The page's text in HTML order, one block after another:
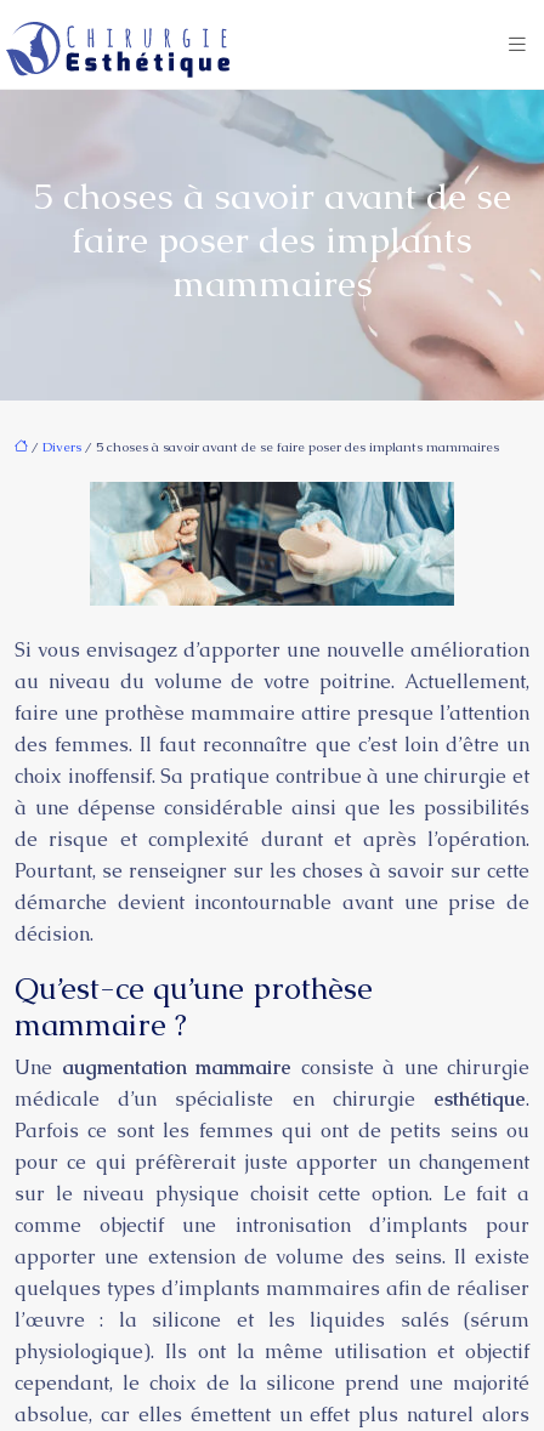
5 choses à savoir avant de se
faire poser des implants
mammaires
/ Divers / 5 choses à savoir avant de se faire poser des implants mammaires
Si vous envisagez d’apporter une nouvelle amélioration
au niveau du volume de votre poitrine. Actuellement,
faire une prothèse mammaire attire presque l’attention
des femmes. Il faut reconnaître que c’est loin d’être un
choix inoffensif. Sa pratique contribue à une chirurgie et
à une dépense considérable ainsi que les possibilités
de risque et complexité durant et après l’opération.
Pourtant, se renseigner sur les choses à savoir sur cette
démarche devient incontournable avant une prise de
décision.
Qu’est-ce qu’une prothèse
mammaire ?
Une augmentation mammaire consiste à une chirurgie
médicale d’un spécialiste en chirurgie esthétique.
Parfois ce sont les femmes qui ont de petits seins ou
pour ce qui préfèrerait juste apporter un changement
sur le niveau physique choisit cette option. Le fait a
comme objectif une intronisation d’implants pour
apporter une extension de volume des seins. Il existe
quelques types d’implants mammaires afin de réaliser
l’œuvre : la silicone et les liquides salés (sérum
physiologique). Ils ont la même utilisation et objectif
cependant, le choix de la silicone prend une majorité
absolue, car elles émettent un effet plus naturel alors